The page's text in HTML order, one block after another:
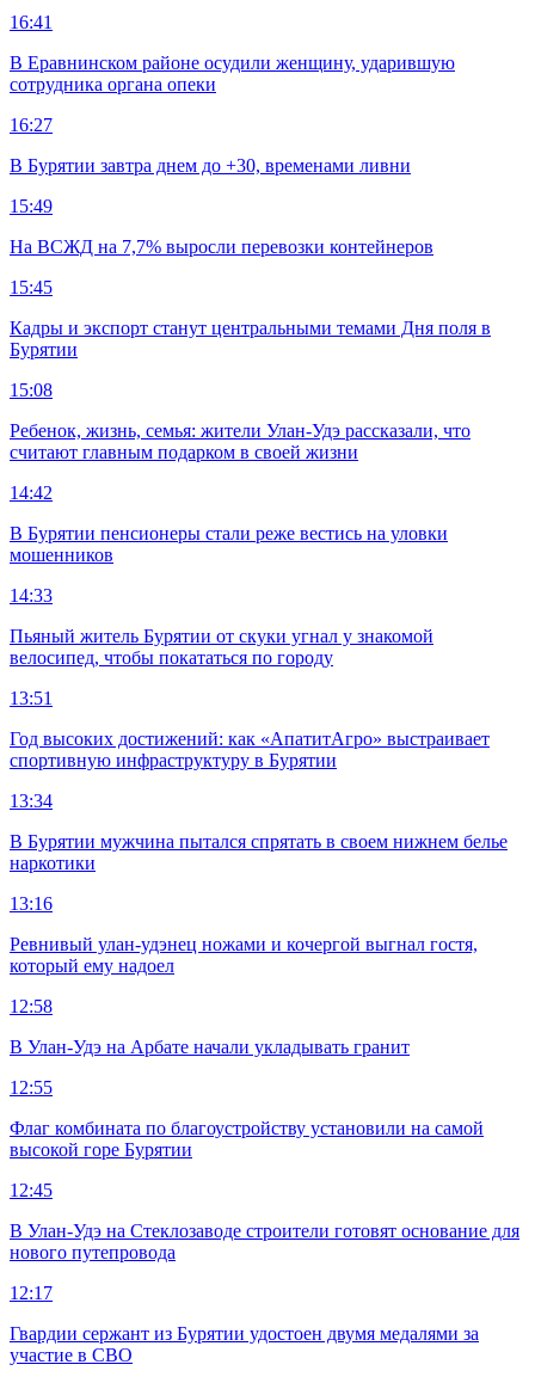
16:41
В Еравнинском районе осудили женщину, ударившую
сотрудника органа опеки
16:27
В Бурятии завтра днем до +30, временами ливни
15:49
На ВСЖД на 7,7% выросли перевозки контейнеров
15:45
Кадры и экспорт станут центральными темами Дня поля в
Бурятии
15:08
Ребенок, жизнь, семья: жители Улан-Удэ рассказали, что
считают главным подарком в своей жизни
14:42
В Бурятии пенсионеры стали реже вестись на уловки
мошенников
14:33
Пьяный житель Бурятии от скуки угнал у знакомой
велосипед, чтобы покататься по городу
13:51
Год высоких достижений: как «АпатитАгро» выстраивает
спортивную инфраструктуру в Бурятии
13:34
В Бурятии мужчина пытался спрятать в своем нижнем белье
наркотики
13:16
Ревнивый улан-удэнец ножами и кочергой выгнал гостя,
который ему надоел
12:58
В Улан-Удэ на Арбате начали укладывать гранит
12:55
Флаг комбината по благоустройству установили на самой
высокой горе Бурятии
12:45
В Улан-Удэ на Стеклозаводе строители готовят основание для
нового путепровода
12:17
Гвардии сержант из Бурятии удостоен двумя медалями за
участие в СВО